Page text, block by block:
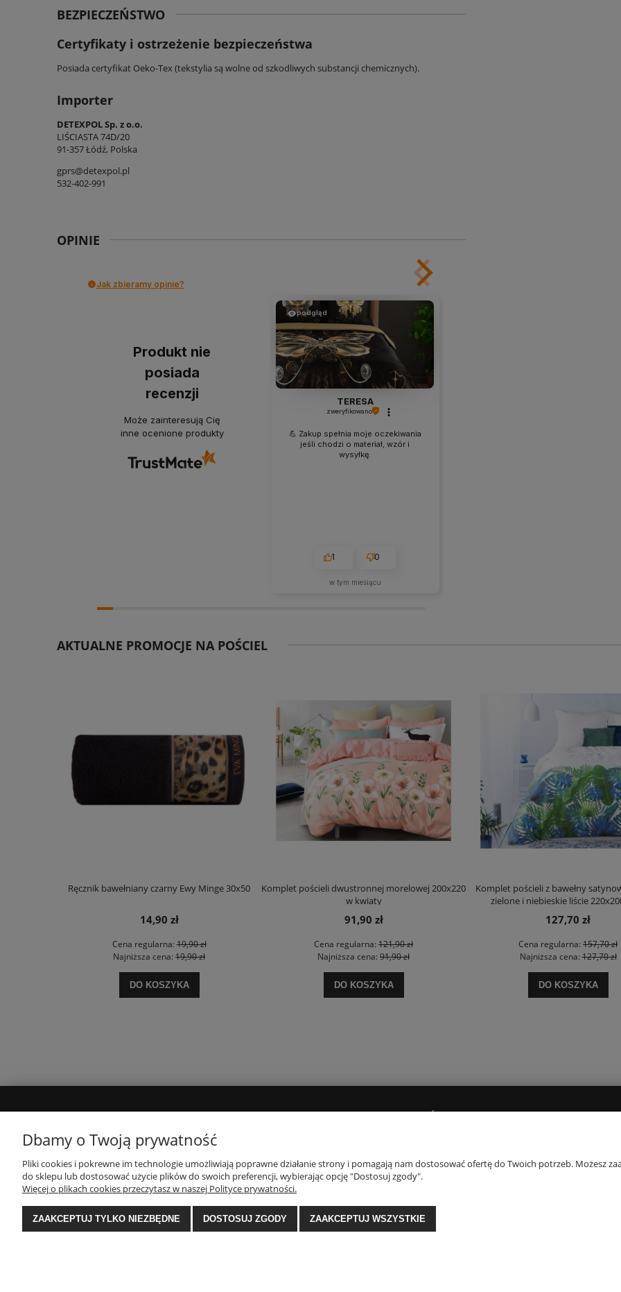
BEZPIECZEŃSTWO
Certyfikaty i ostrzeżenie bezpieczeństwa
Posiada certyfikat Oeko-Tex (tekstylia są wolne od szkodliwych substancji chemicznych).
Importer
DETEXPOL Sp. z o.o.
LIŚCIASTA 74D/20
91-357 Łódź, Polska
gprs@detexpol.pl
532-402-991
OPINIE
Jak zbieramy opinie?
Produkt nie
posiada
recenzji
Może zainteresują Cię
inne ocenione produkty
podgląd
TERESA
zweryfikowano
💪 Zakup spełnia moje oczekiwania
jeśli chodzi o materiał, wzór i
wysyłkę.
1 0
w tym miesiącu
AKTUALNE PROMOCJE NA POŚCIEL
Ręcznik bawełniany czarny Ewy Minge 30x50
14,90 zł
Cena regularna:19,90 zł
Najniższa cena: 19,90 zł
DO KOSZYKA
Komplet pościeli dwustronnej morelowej 200x220
w kwiaty
91,90 zł
Cena regularna: 121,90 zł
Najniższa cena: 91,90 zł
DO KOSZYKA
Komplet pościeli z bawełny
zielone i niebieskie liście
127,70 zł
Cena regularna: 157,70 zł
Najniższa cena:127,70 zł
DO KOSZYKA
Twoje zamówienia
Ustawienia konta
Polityka prywatności
Regulamin
Zwroty i reklamacje
Dostawy i płatności
Czas realizacji zamówienia
Kontakt i dane
Dbamy o Twoją prywatność
Pliki cookies i pokrewne im technologie umożliwiają poprawne działanie strony i pomagają nam dostosować ofertę do Twoich potrzeb. Możesz
do sklepu lub dostosować użycie plików do swoich preferencji, wybierając opcję "Dostosuj zgody".
Więcej o plikach cookies przeczytasz w naszej Polityce prywatności.
ZAAKCEPTUJ TYLKO NIEZBĘDNE DOSTOSUJ ZGODY ZAAKCEPTUJ WSZYSTKIE